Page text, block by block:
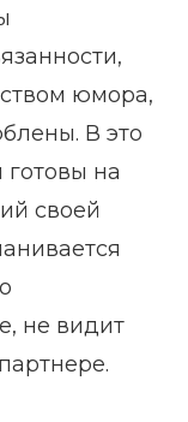
юмора,
В это
на
своей
не видит